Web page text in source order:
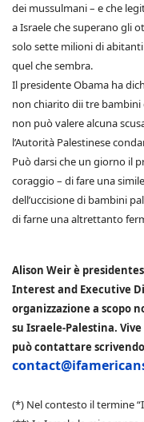
dei mussulmani – e che
a Israele che superano gli
solo sette milioni di
quel che sembra.
Il presidente Obama ha
non chiarito dii tre bambini
non può valere alcuna
l’Autorità Palestinese
Può darsi che un giorno il
coraggio – di fare una
dell’uccisione di bambini
di farne una altrettanto
Alison Weir è
Interest and Executive
organizzazione a scopo
su Israele-Palestina.
può contattare
(*) Nel contesto il termine